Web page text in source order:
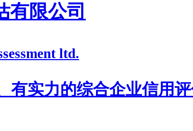
有限公司
ltd.
有实力的综合企业信用